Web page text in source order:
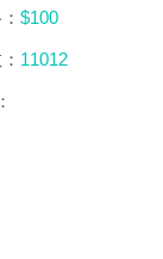
$100
11012